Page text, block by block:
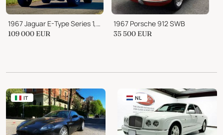
1967 Jaguar E-Type Series 1, Roadster 4.2 liter
109 000 EUR
1967 Porsche 912 SWB
35 500 EUR
IT NL